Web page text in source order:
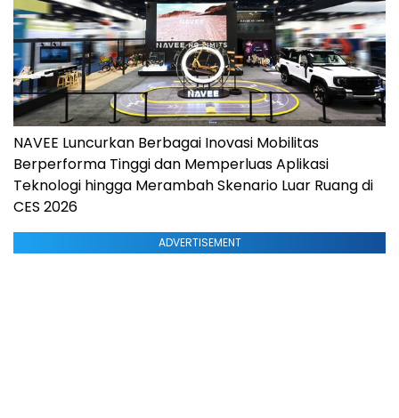
NAVEE Luncurkan Berbagai Inovasi Mobilitas
Berperforma Tinggi dan Memperluas Aplikasi
Teknologi hingga Merambah Skenario Luar Ruang di
CES 2026
ADVERTISEMENT